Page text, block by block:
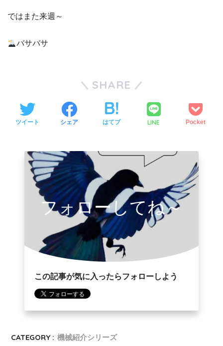
ではまた来週～
バサバサ
SHARE
ツイート シェア はてブ LINE Pocket
フォローしてね～
この記事が気に入ったらフォローしよう
CATEGORY : 機械紹介シリーズ